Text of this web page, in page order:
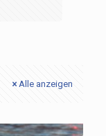
Alle anzeigen